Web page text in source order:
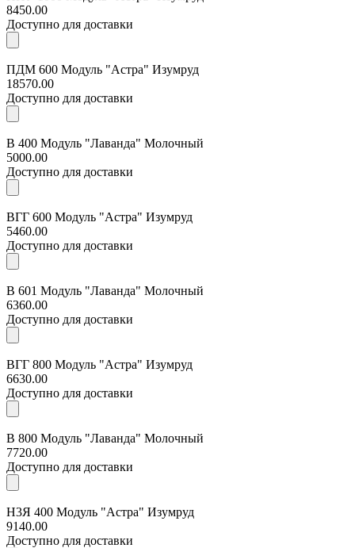
8450.00
Доступно для доставки
ПДМ 600 Модуль "Астра" Изумруд
18570.00
Доступно для доставки
В 400 Модуль "Лаванда" Молочный
5000.00
Доступно для доставки
ВГГ 600 Модуль "Астра" Изумруд
5460.00
Доступно для доставки
В 601 Модуль "Лаванда" Молочный
6360.00
Доступно для доставки
ВГГ 800 Модуль "Астра" Изумруд
6630.00
Доступно для доставки
В 800 Модуль "Лаванда" Молочный
7720.00
Доступно для доставки
Н3Я 400 Модуль "Астра" Изумруд
9140.00
Доступно для доставки